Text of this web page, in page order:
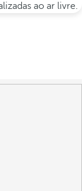
ao ar livre.